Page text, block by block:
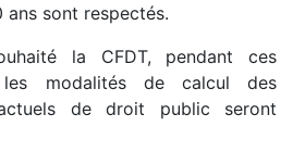
sont respectés.
la CFDT, pendant ces
les modalités de calcul des
de droit public seront